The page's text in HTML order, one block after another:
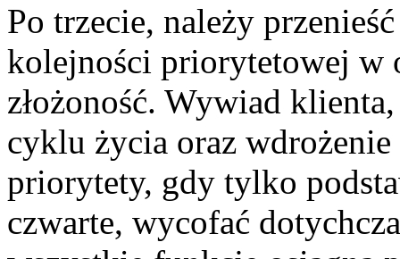
Po trzecie, należy
kolejności priorytetowej w
złożoność. Wywiad
cyklu życia oraz
priorytety, gdy tylko
czwarte, wycofać